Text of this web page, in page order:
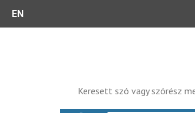
EN
Keresett szó vagy szórész